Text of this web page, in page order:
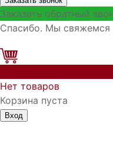
Заказать обратный
Спасибо. Мы
Нет товаров
Корзина пуста
Вход